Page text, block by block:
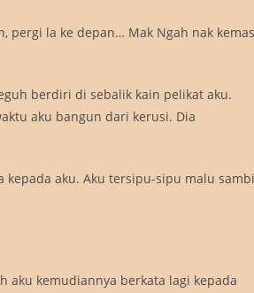
pergi la ke depan… Mak Ngah nak kemas
berdiri di sebalik kain pelikat aku.
aku bangun dari kerusi. Dia
aku. Aku tersipu-sipu malu
aku kemudiannya berkata lagi kepada